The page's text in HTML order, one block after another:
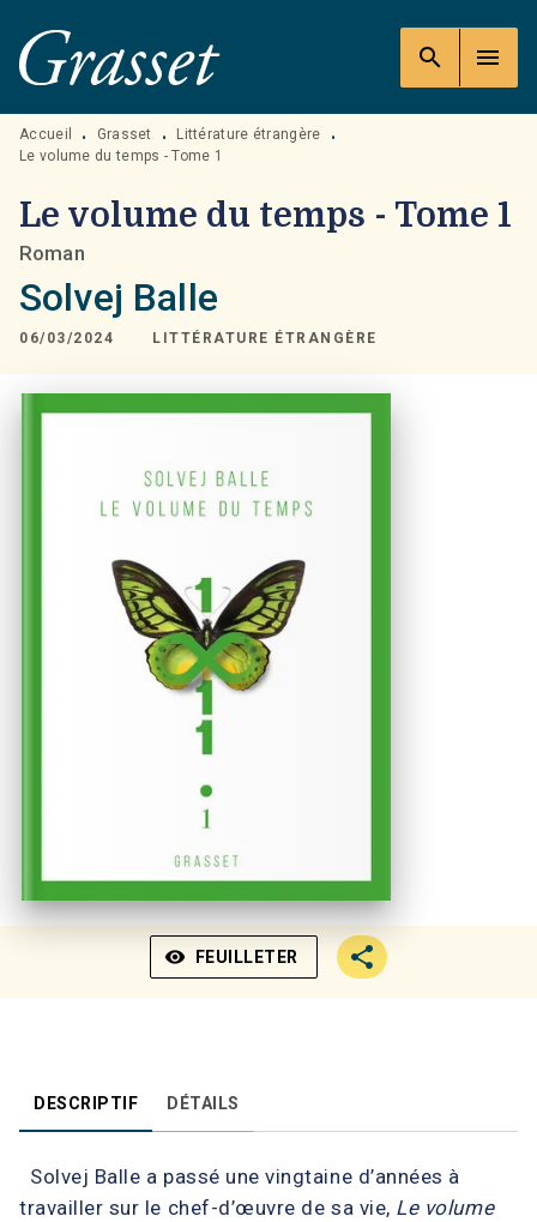
MENU RECHERCHE
PIED DE PAGE
search menu
Accueil • Grasset • Littérature étrangère
•
Le volume du temps - Tome 1
Le volume du temps - Tome 1
Roman
Solvej Balle
06/03/2024 LITTÉRATURE ÉTRANGÈRE
visibility FEUILLETER
DESCRIPTIF DÉTAILS
Solvej Balle a passé une vingtaine d’années à
travailler sur le chef-d’œuvre de sa vie, Le volume